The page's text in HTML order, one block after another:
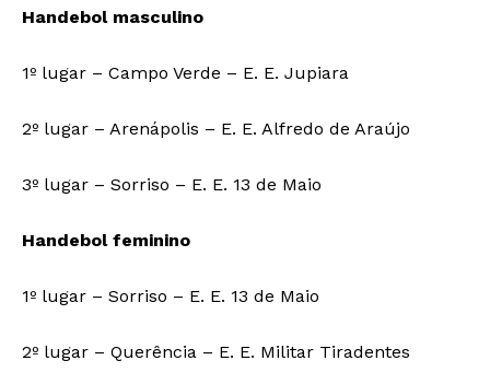
Handebol masculino
1º lugar – Campo Verde – E. E. Jupiara
2º lugar – Arenápolis – E. E. Alfredo de Araújo
3º lugar – Sorriso – E. E. 13 de Maio
Handebol feminino
1º lugar – Sorriso – E. E. 13 de Maio
2º lugar – Querência – E. E. Militar Tiradentes